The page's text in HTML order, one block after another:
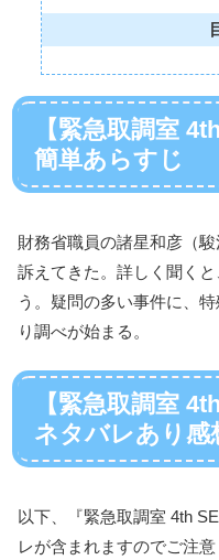
【緊急取調室
簡単あらすじ
財務省職員の諸星和彦（
訴えてきた。詳しく聞く
う。疑問の多い事件に、
り調べが始まる。
【緊急取調室
ネタバレあり感
以下、『緊急取調室 4th
レが含まれますのでご注意